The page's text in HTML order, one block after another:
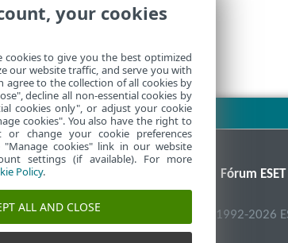
Base de conhecimento da ESET Fórum ESET
1992-2026
your cookies
cookies to give you the best optimized
our website traffic, and serve you with
agree to the collection of all cookies by
decline all non-essential cookies by
cookies only", or adjust your cookie
cookies". You also have the right to
or change your cookie preferences
cookies" link in our website
settings (if available). For more
Policy.
ALL AND CLOSE